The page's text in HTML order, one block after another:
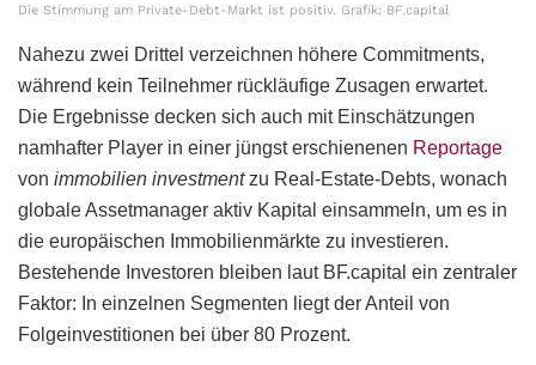
Die Stimmung am Private-Debt-Markt ist positiv. Grafik: BF.capital
Nahezu zwei Drittel verzeichnen höhere Commitments,
während kein Teilnehmer rückläufige Zusagen erwartet.
Die Ergebnisse decken sich auch mit Einschätzungen
namhafter Player in einer jüngst erschienenen Reportage
von immobilien investmentzu Real-Estate-Debts, wonach
globale Assetmanager aktiv Kapital einsammeln, um es in
die europäischen Immobilienmärkte zu investieren.
Bestehende Investoren bleiben laut BF.capital ein zentraler
Faktor: In einzelnen Segmenten liegt der Anteil von
Folgeinvestitionen bei über 80 Prozent.